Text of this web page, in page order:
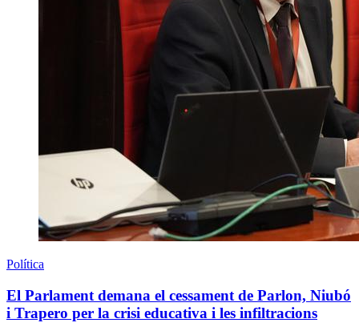
Política
El Parlament demana el cessament de Parlon, Niubó
i Trapero per la crisi educativa i les infiltracions